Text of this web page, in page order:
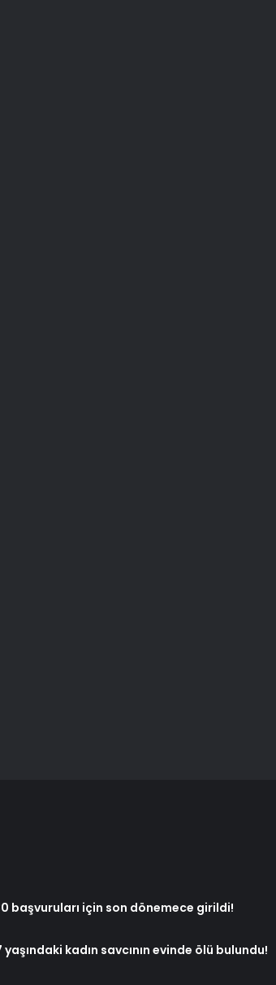
başvuruları için son dönemece girildi!
kadın savcının evinde ölü bulundu!